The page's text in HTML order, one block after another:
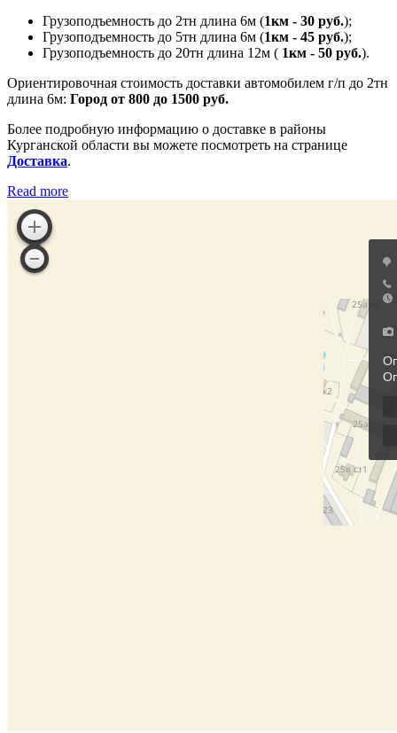
Грузоподъемность до 2тн длина 6м (1км - 30 руб.);
Грузоподъемность до 5тн длина 6м (1км - 45 руб.);
Грузоподъемность до 20тн длина 12м ( 1км - 50 руб.).
Ориентировочная стоимость доставки автомобилем г/п до 2тн
длина 6м: Город от 800 до 1500 руб.
Более подробную информацию о доставке в районы
Курганской области вы можете посмотреть на странице
Доставка.
Read more